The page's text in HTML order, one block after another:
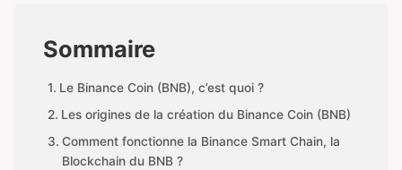
Sommaire
Le Binance Coin (BNB), c’est quoi ?
Les origines de la création du Binance Coin (BNB)
Comment fonctionne la Binance Smart Chain, la
Blockchain du BNB ?